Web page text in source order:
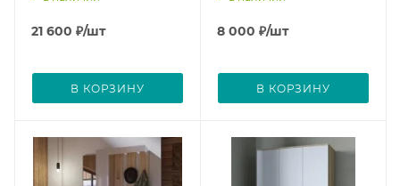
21 600 ₽/шт
В КОРЗИНУ
8 000 ₽/шт
В КОРЗИНУ